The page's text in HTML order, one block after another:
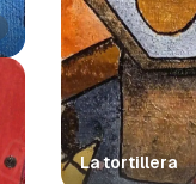
La tortillera